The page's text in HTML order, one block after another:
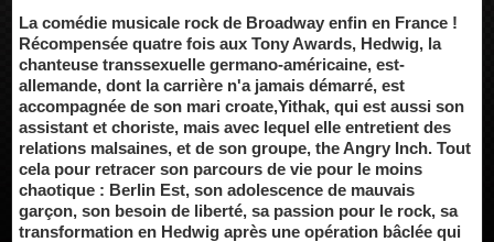
La comédie musicale rock de Broadway enfin en France !
Récompensée quatre fois aux Tony Awards, Hedwig, la
chanteuse transsexuelle germano-américaine, est-
allemande, dont la carrière n'a jamais démarré, est
accompagnée de son mari croate,Yithak, qui est aussi son
assistant et choriste, mais avec lequel elle entretient des
relations malsaines, et de son groupe, the Angry Inch. Tout
cela pour retracer son parcours de vie pour le moins
chaotique : Berlin Est, son adolescence de mauvais
garçon, son besoin de liberté, sa passion pour le rock, sa
transformation en Hedwig après une opération bâclée qui